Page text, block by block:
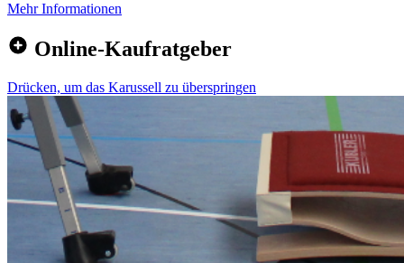
Mehr Informationen
Online-Kaufratgeber
Drücken, um das Karussell zu überspringen